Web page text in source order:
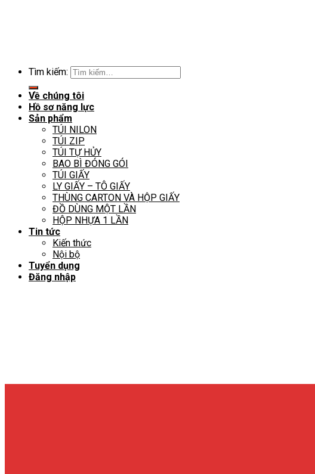
Tìm kiếm:
Về chúng tôi
Hồ sơ năng lực
Sản phẩm
TÚI NILON
TÚI ZIP
TÚI TỰ HỦY
BAO BÌ ĐÓNG GÓI
TÚI GIẤY
LY GIẤY – TÔ GIẤY
THÙNG CARTON VÀ HỘP GIẤY
ĐỒ DÙNG MỘT LẦN
HỘP NHỰA 1 LẦN
Tin tức
Kiến thức
Nội bộ
Tuyển dụng
Đăng nhập